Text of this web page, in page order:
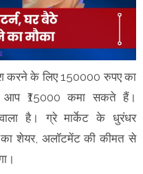
करने के लिए 150000 रुपए का
₹15000 कमा सकते हैं।
है। ग्रे मार्केट के धुरंधर
का शेयर, अलॉटमेंट की कीमत से